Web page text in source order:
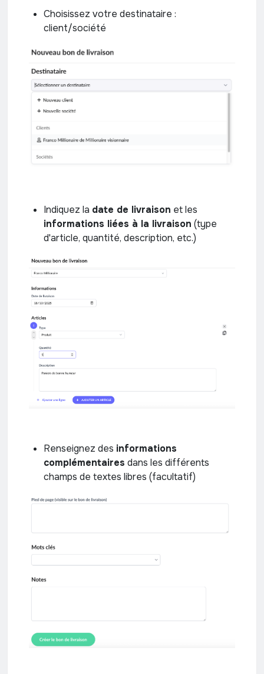
Choisissez votre destinataire :
client/société
Indiquez la date de livraison et les
informations liées à la livraison (type
d'article, quantité, description, etc.)
Renseignez des informations
complémentaires dans les différents
champs de textes libres (facultatif)